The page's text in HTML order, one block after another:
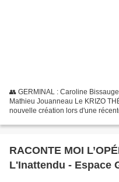
👥 GERMINAL : Caroline
Mathieu Jouanneau Le KRIZO
nouvelle création lors d'une
RACONTE MOI
L'Inattendu - Espace